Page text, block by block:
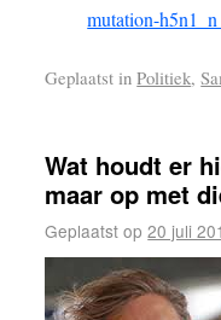
mutation-
Geplaatst in Politiek,
Wat houdt er
maar op met
Geplaatst op 20 juli